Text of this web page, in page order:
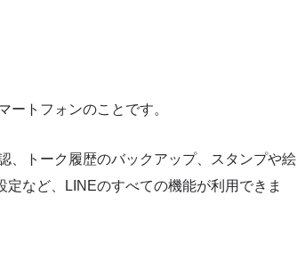
ートフォンのことです。
、トーク履歴のバックアップ、スタンプや絵
など、LINEのすべての機能が利用できま